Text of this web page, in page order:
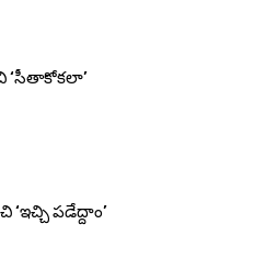
‘సీతాకోకలా’
‘ఇచ్చి పడేద్దాం’